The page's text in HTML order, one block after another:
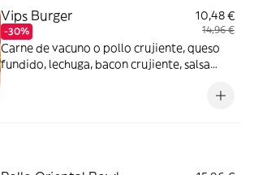
Vips Burger
-30%
10,48 €
14,96 €
Carne de vacuno o pollo crujiente, queso
fundido, lechuga, bacon crujiente, salsa
pepinillo y salsa baconesa en pan brioche.